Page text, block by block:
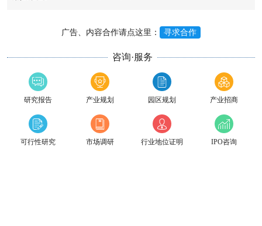
广告、内容合作请点这里： 寻求合作
咨询·服务
研究报告 产业规划 园区规划 产业招商
可行性研究 市场调研 行业地位证明 IPO咨询